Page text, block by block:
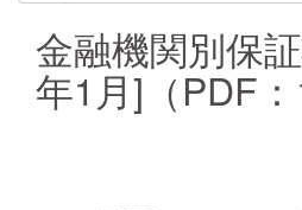
金融機関別保
年1月]（PDF：